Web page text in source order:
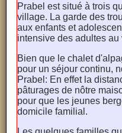
Prabel est situé à trois
village. La garde des
aux enfants et
intensive des adultes au
Bien que le chalet
pour un séjour continu,
Prabel: En effet la
pâturages de nôtre
pour que les jeunes
domicile familial.